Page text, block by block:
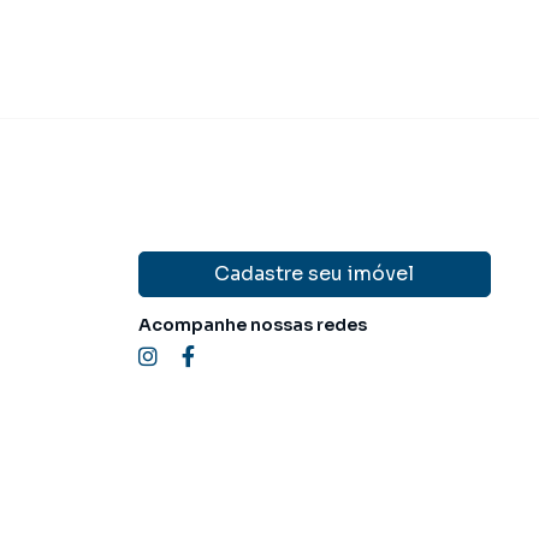
Cadastre seu imóvel
Acompanhe nossas redes